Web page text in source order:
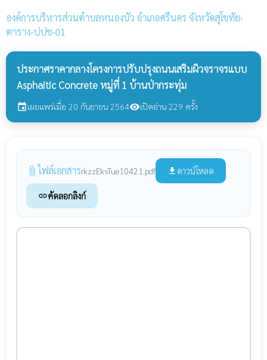
องค์การบริหารส่วนตำบลหนองบัว อำเภอศรีนคร จังหวัดสุโขทัย›
ตาราง-ปปช-01
ประกาศราคากลางโครงการปรับปรุงถนนเสริมผิวจราจรแบบ
Asphaitic Concrete หมู่ที่ 1 บ้านป่ากระทุ่ม
eventเผยแพร่เมื่อ 20 กันยายน 2564visibilityเปิดอ่าน 229 ครั้ง
attach_file ไฟล์เอกสารrkzzEksTue10421.pdf file_download ดาวน์โหลด
linkคัดลอกลิงก์